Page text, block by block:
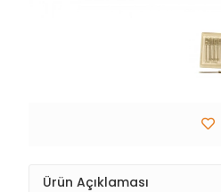
Ürün Açıklaması